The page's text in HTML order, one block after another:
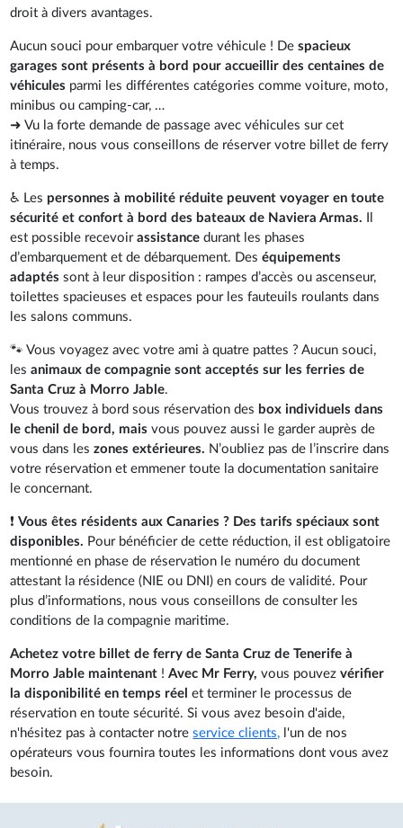
droit à divers avantages.
Aucun souci pour embarquer votre véhicule ! Despacieux
garages sont présents à bord pour accueillir des centaines de
véhicules parmi les différentes catégories comme voiture, moto,
minibus ou camping-car, …
➜ Vu la forte demande de passage avec véhicules sur cet
itinéraire, nous vous conseillons de réserver votre billet de ferry
à temps.
♿ Les personnes à mobilité réduite peuvent voyager en toute
sécurité et confort à bord des bateaux de Naviera Armas. Il
est possible recevoirassistancedurant les phases
d’embarquement et de débarquement. Deséquipements
adaptés sont à leur disposition : rampes d’accès ou ascenseur,
toilettes spacieuses et espaces pour les fauteuils roulants dans
les salons communs.
🐾Vous voyagez avec votre ami à quatre pattes ? Aucun souci,
lesanimaux de compagnie sont acceptés sur les ferries de
Santa Cruz à Morro Jable.
Vous trouvez à bord sous réservation des box individuels dans
le chenil de bord, mais vous pouvez aussi le garder auprès de
vous dans les zones extérieures. N’oubliez pas de l’inscrire dans
votre réservation et emmener toute la documentation sanitaire
le concernant.
❗Vous êtes résidents aux Canaries ? Des tarifs spéciaux sont
disponibles. Pour bénéficier de cette réduction, il est obligatoire
mentionné en phase de réservation le numéro du document
attestant la résidence (NIE ou DNI) en cours de validité. Pour
plus d’informations, nous vous conseillons de consulter les
conditions de la compagnie maritime.
Achetez votre billet de ferry de Santa Cruz de Tenerife à
Morro Jable maintenant !Avec Mr Ferry,vous pouvezvérifier
la disponibilité en temps réel et terminer le processus de
réservation en toute sécurité. Si vous avez besoin d'aide,
n'hésitez pas à contacter notreservice clients, l'un de nos
opérateurs vous fournira toutes les informations dont vous avez
besoin.